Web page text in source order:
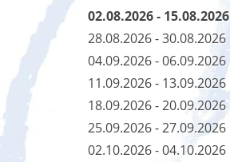
02.08.2026 - 15.08.2026
28.08.2026 - 30.08.2026
04.09.2026 - 06.09.2026
11.09.2026 - 13.09.2026
18.09.2026 - 20.09.2026
25.09.2026 - 27.09.2026
02.10.2026 - 04.10.2026